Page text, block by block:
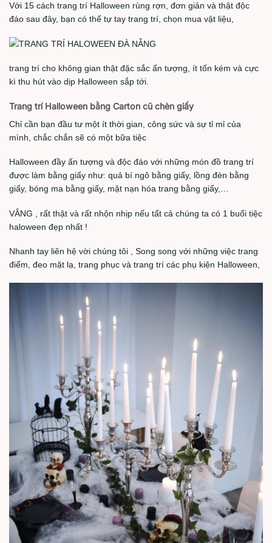
Với 15 cách trang trí Halloween rùng rợn, đơn giản và thật độc
đáo sau đây, bạn có thể tự tay trang trí, chọn mua vật liệu,
trang trí cho không gian thật đặc sắc ấn tượng, ít tốn kém và cực
kì thu hút vào dịp Halloween sắp tới.
Trang trí Halloween bằng Carton cũ chèn giấy
Chỉ cần bạn đầu tư một ít thời gian, công sức và sự tỉ mỉ của
mình, chắc chắn sẽ có một bữa tiệc
Halloween đầy ấn tượng và độc đáo với những món đồ trang trí
được làm bằng giấy như: quả bí ngô bằng giấy, lồng đèn bằng
giấy, bóng ma bằng giấy, mặt nạn hóa trang bằng giấy,…
VÂNG , rất thật và rất nhộn nhịp nếu tất cả chúng ta có 1 buổi tiệc
haloween đẹp nhất !
Nhanh tay liên hệ vời chúng tôi , Song song với những việc trang
điểm, đeo mặt lạ, trang phục và trang trí các phụ kiện Halloween,